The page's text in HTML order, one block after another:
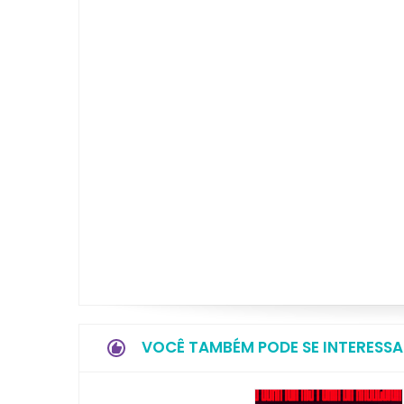
VOCÊ TAMBÉM PODE SE